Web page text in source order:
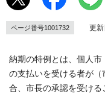
ページ番号1001732 更新
納期の特例とは、個人
の支払いを受ける者が
合、市長の承認を受け